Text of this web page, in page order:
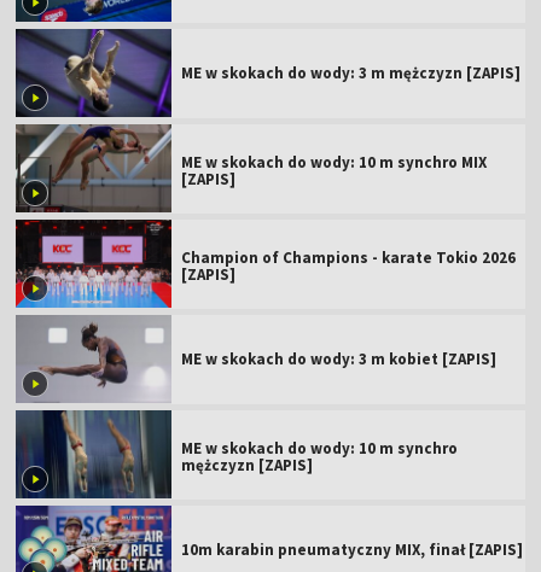
ME w skokach do wody: 3 m mężczyzn [ZAPIS]
ME w skokach do wody: 10 m synchro MIX
[ZAPIS]
Champion of Champions - karate Tokio 2026
[ZAPIS]
ME w skokach do wody: 3 m kobiet [ZAPIS]
ME w skokach do wody: 10 m synchro
mężczyzn [ZAPIS]
10m karabin pneumatyczny MIX, finał [ZAPIS]